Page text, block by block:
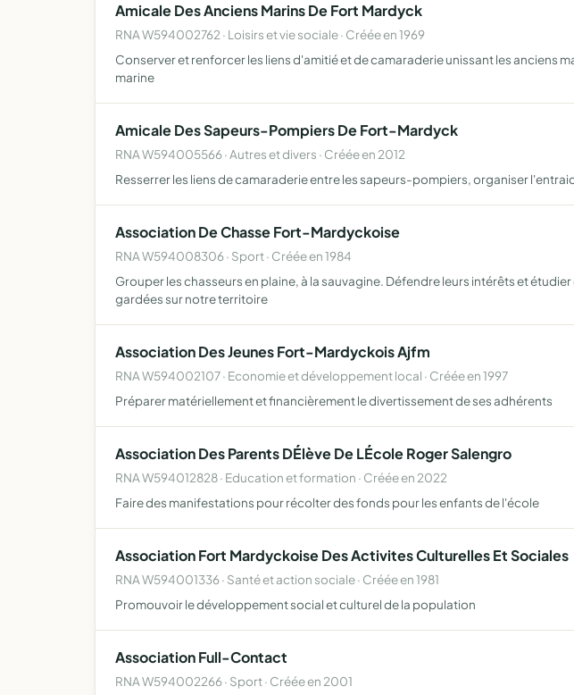
Amicale Des Anciens Marins De Fort Mardyck
RNA W594002762 · Loisirs et vie sociale · Créée en 1969
Conserver et renforcer les liens d'amitié et de camaraderie unissant les anciens
marine
Amicale Des Sapeurs-Pompiers De Fort-Mardyck
RNA W594005566 · Autres et divers · Créée en 2012
Resserrer les liens de camaraderie entre les sapeurs-pompiers, organiser
Association De Chasse Fort-Mardyckoise
RNA W594008306 · Sport · Créée en 1984
Grouper les chasseurs en plaine, à la sauvagine. Défendre leurs intérêts et
gardées sur notre territoire
Association Des Jeunes Fort-Mardyckois Ajfm
RNA W594002107 · Economie et développement local · Créée en 1997
Préparer matériellement et financièrement le divertissement de ses adhérents
Association Des Parents DÉlève De LÉcole Roger Salengro
RNA W594012828 · Education et formation · Créée en 2022
Faire des manifestations pour récolter des fonds pour les enfants de l'école
Association Fort Mardyckoise Des Activites Culturelles Et Sociales
RNA W594001336 · Santé et action sociale · Créée en 1981
Promouvoir le développement social et culturel de la population
Association Full-Contact
RNA W594002266 · Sport · Créée en 2001